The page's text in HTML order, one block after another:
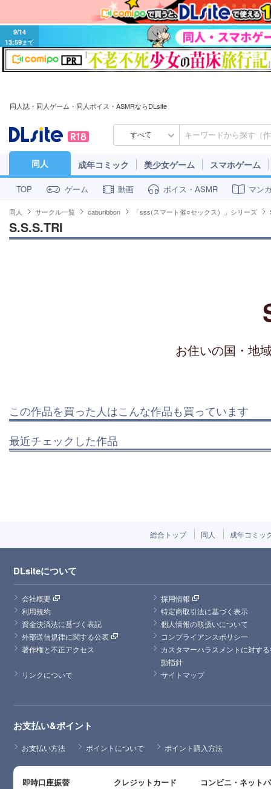
9/14
13:59まで
同人誌・同人ゲーム・同人ボイス・ASMRならDLsite
すべて
同人 成年コミック 美少女ゲーム スマホゲーム
TOP ゲーム 動画 ボイス・ASMR マン
同人 サークル一覧 caburibbon 「sss(スマート催○セックス）」シリーズ
S.S.S.TRI
お住いの国・地
この作品を買った人はこんな作品も買っています
最近チェックした作品
総合トップ 同人 成年コミッ
DLsiteについて
会社概要
採用情報
利用規約
特定商取引法に基づく表示
資金決済法に基づく表記
個人情報の取扱いについて
外部送信規律に関する公表
コンプライアンスポリシー
著作権と不正アクセス
カスタマーハラスメントに対す
動指針
リンクについて
サイトマップ
お支払い&ポイント
お支払い方法 ポイントについて ポイント購入方法
即時口座振替 クレジットカード コンビニ・ネット